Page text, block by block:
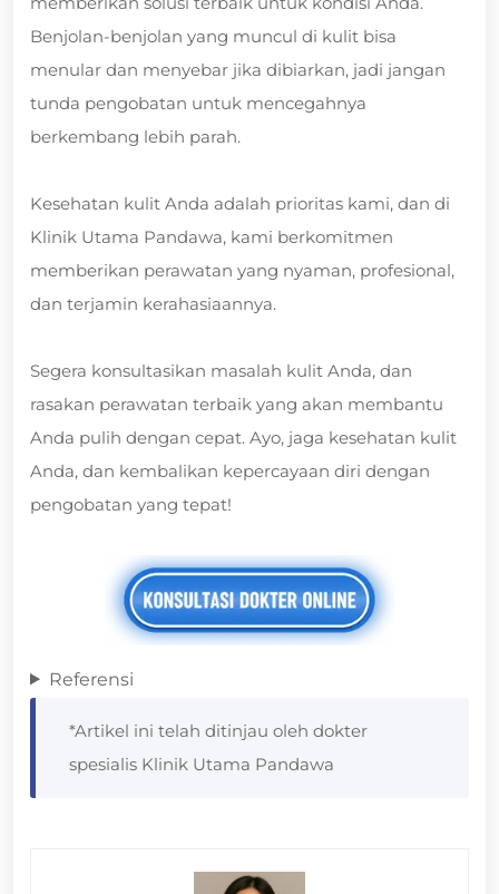
Benjolan-benjolan yang muncul di kulit bisa
menular dan menyebar jika dibiarkan, jadi jangan
tunda pengobatan untuk mencegahnya
berkembang lebih parah.
Kesehatan kulit Anda adalah prioritas kami, dan di
Klinik Utama Pandawa, kami berkomitmen
memberikan perawatan yang nyaman, profesional,
dan terjamin kerahasiaannya.
Segera konsultasikan masalah kulit Anda, dan
rasakan perawatan terbaik yang akan membantu
Anda pulih dengan cepat. Ayo, jaga kesehatan kulit
Anda, dan kembalikan kepercayaan diri dengan
pengobatan yang tepat!
Referensi
*Artikel ini telah ditinjau oleh dokter
spesialis Klinik Utama Pandawa